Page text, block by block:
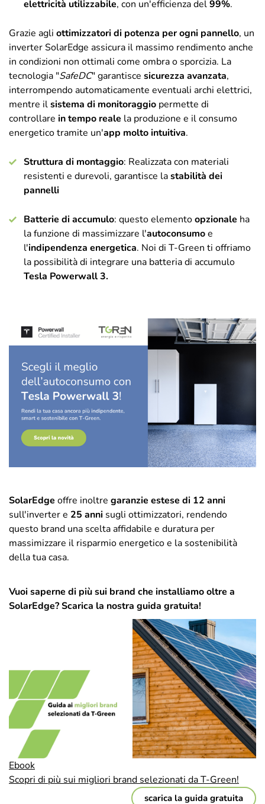
elettricità utilizzabile, con un'efficienza del99%.
Grazie agli ottimizzatori di potenza per ogni pannello, un
inverter SolarEdge assicura il massimo rendimento anche
in condizioni non ottimali come ombra o sporcizia. La
tecnologia "SafeDC" garantisce sicurezza avanzata,
interrompendo automaticamente eventuali archi elettrici,
mentre ilsistema di monitoraggio permette di
controllare in tempo reale la produzione e il consumo
energetico tramite un'app molto intuitiva.
Struttura di montaggio: Realizzata con materiali
resistenti e durevoli, garantisce lastabilità dei
pannelli
Batterie di accumulo: questo elementoopzionale ha
la funzione di massimizzare l'autoconsumoe
l'indipendenza energetica. Noi di T-Green ti offriamo
la possibilità di integrare una batteria di accumulo
Tesla Powerwall 3.
SolarEdge offre inoltre garanzie estese di 12 anni
sull'inverter e 25 anni sugli ottimizzatori, rendendo
questo brand una scelta affidabile e duratura per
massimizzare il risparmio energetico e la sostenibilità
della tua casa.
Vuoi saperne di più sui brand che installiamo oltre a
SolarEdge? Scarica la nostra guida gratuita!
Ebook
Scopri di più sui migliori brand selezionati da T-Green!
scarica la guida gratuita